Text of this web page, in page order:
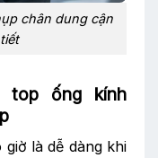
chân dung cận
top ống kính
là dễ dàng khi